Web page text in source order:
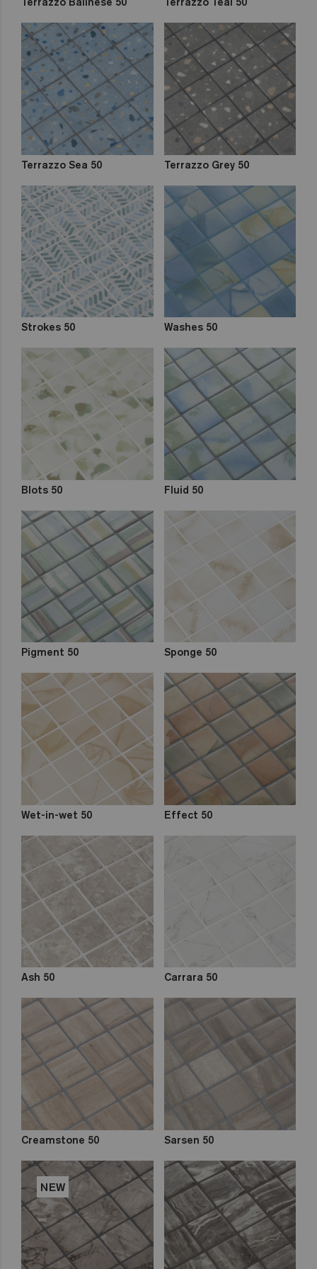
Terrazzo Sea 50 Terrazzo Grey 50
Strokes 50 Washes 50
Blots 50 Fluid 50
Pigment 50 Sponge 50
Wet-in-wet 50 Effect 50
Ash 50 Carrara 50
Creamstone 50 Sarsen 50
NEW